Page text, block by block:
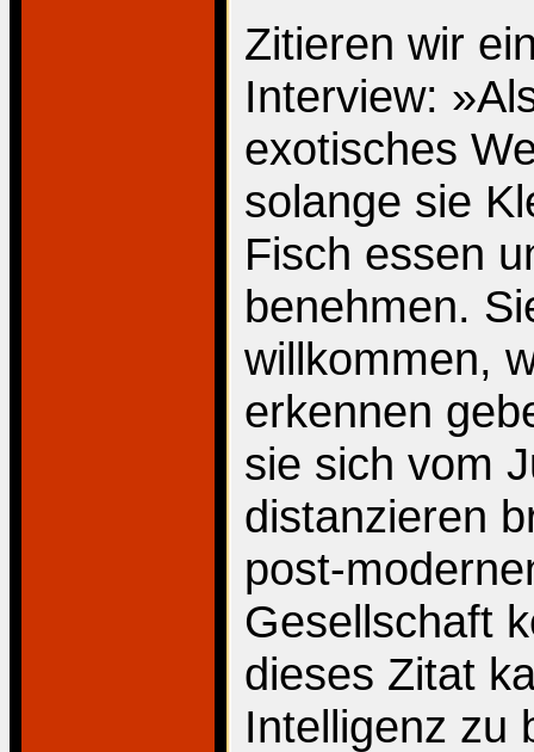
Zitieren wir
Interview:
exotisches
solange sie
Fisch essen
benehmen.
willkommen,
erkennen
sie sich vom
distanzieren
post-
Gesellschaft
dieses Zitat
Intelligenz zu